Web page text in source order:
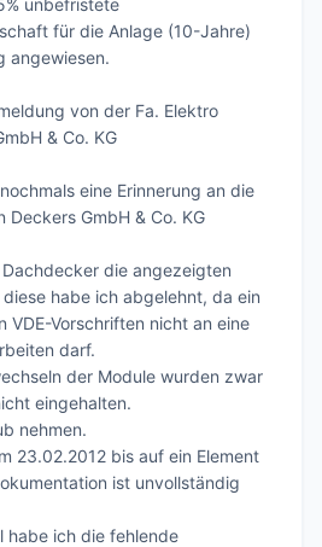
unbefristete
für die Anlage (10-Jahre)
angewiesen.
von der Fa. Elektro
& Co. KG
eine Erinnerung an die
Deckers GmbH & Co. KG
Dachdecker die angezeigten
habe ich abgelehnt, da ein
VDE-Vorschriften nicht an eine
darf.
der Module wurden zwar
eingehalten.
nehmen.
23.02.2012 bis auf ein Element
ist unvollständig
habe ich die fehlende